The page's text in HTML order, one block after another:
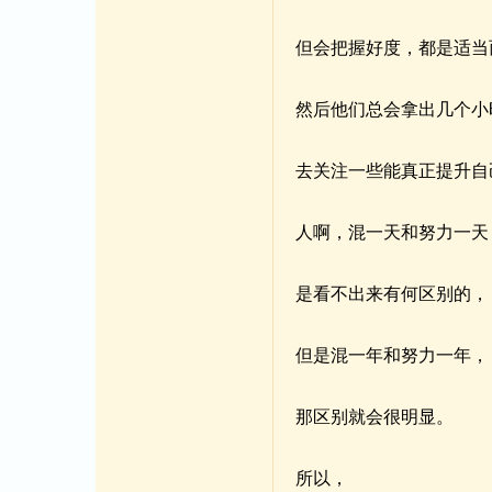
但会把握好度，都是适当
然后他们总会拿出几个小
去关注一些能真正提升自
人啊，混一天和努力一天
是看不出来有何区别的，
但是混一年和努力一年，
那区别就会很明显。
所以，